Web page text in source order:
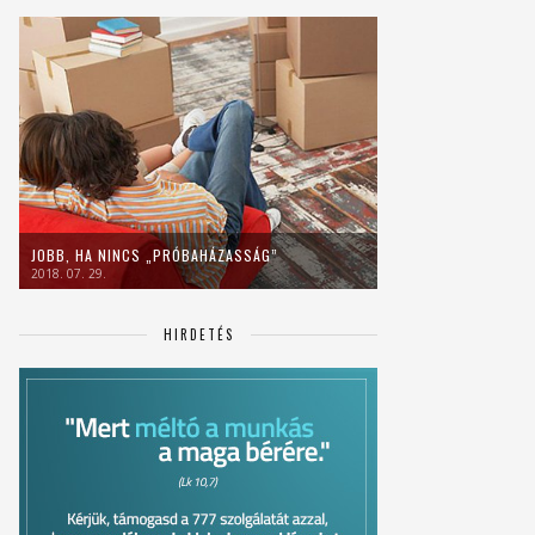
JOBB, HA NINCS „PRÓBAHÁZASSÁG”
2018. 07. 29.
HIRDETÉS